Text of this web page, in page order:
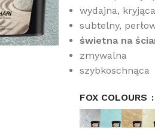
wydajna,
subtelny,
świetna na
zmywalna
szybkoschnąca
FOX COLOURS